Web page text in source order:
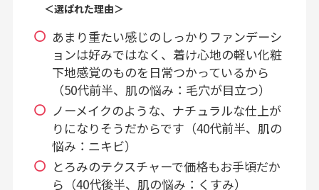
＜選ばれた理由＞
あまり重たい感じのしっかりファンデーシ
ョンは好みではなく、着け心地の軽い化粧
下地感覚のものを日常つかっているから
（50代前半、肌の悩み：毛穴が目立つ）
ノーメイクのような、ナチュラルな仕上が
りになりそうだからです（40代前半、肌の
悩み：ニキビ）
とろみのテクスチャーで価格もお手頃だか
ら（40代後半、肌の悩み：くすみ）